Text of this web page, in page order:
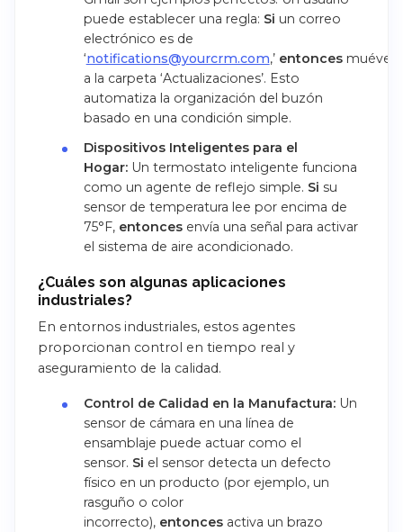
puede establecer una regla: Si un correo
electrónico es de
‘notifications@yourcrm.com,’ entoncesmuévelo
a la carpeta ‘Actualizaciones’. Esto
automatiza la organización del buzón
basado en una condición simple.
Dispositivos Inteligentes para el
Hogar:Un termostato inteligente funciona
como un agente de reflejo simple. Si su
sensor de temperatura lee por encima de
75°F, entoncesenvía una señal para activar
el sistema de aire acondicionado.
¿Cuáles son algunas aplicaciones
industriales?
En entornos industriales, estos agentes
proporcionan control en tiempo real y
aseguramiento de la calidad.
Control de Calidad en la Manufactura:Un
sensor de cámara en una línea de
ensamblaje puede actuar como el
sensor. Si el sensor detecta un defecto
físico en un producto (por ejemplo, un
rasguño o color
incorrecto), entoncesactiva un brazo